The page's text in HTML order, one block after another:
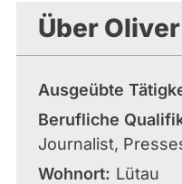
Über
Ausgeübte
Berufliche
Journalist,
Wohnort
Lütau